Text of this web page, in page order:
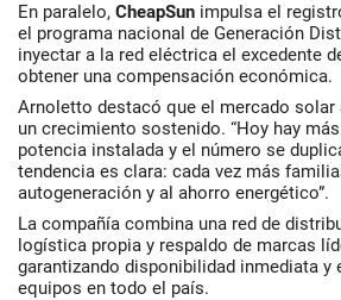
En paralelo, CheapSun impulsa el
el programa nacional de Generación
inyectar a la red eléctrica el excedente
obtener una compensación económica.
Arnoletto destacó que el mercado solar
un crecimiento sostenido. “Hoy hay
potencia instalada y el número se
tendencia es clara: cada vez más
autogeneración y al ahorro energético”.
La compañía combina una red de
logística propia y respaldo de marcas
garantizando disponibilidad inmediata y
equipos en todo el país.